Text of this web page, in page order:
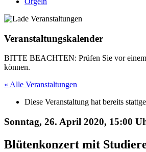
Veranstaltungskalender
BITTE BEACHTEN: Prüfen Sie vor einem
können.
« Alle Veranstaltungen
Diese Veranstaltung hat bereits
Sonntag, 26. April 2020, 15:00
Blütenkonzert mit